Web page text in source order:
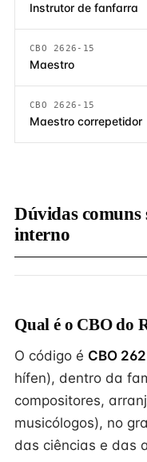
Instrutor de fanfarra
CBO 2626-15
Maestro
CBO 2626-15
Maestro correpetidor
Dúvidas comuns
interno
Qual é o CBO do
O código é CBO
hífen), dentro da
compositores,
musicólogos), no
das ciências e das